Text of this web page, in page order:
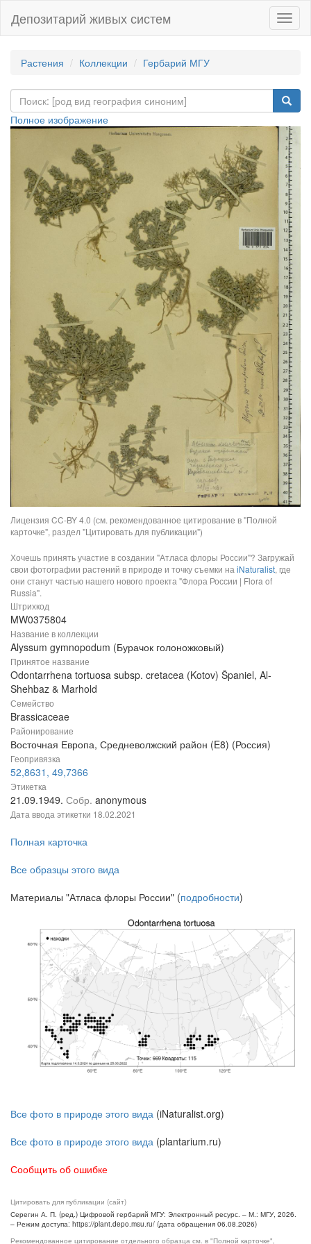
Депозитарий живых систем
Растения Коллекции Гербарий МГУ
Полное изображение
Лицензия CC-BY 4.0 (см. рекомендованное цитирование в "Полной
карточке", раздел "Цитировать для публикации")
Хочешь принять участие в создании "Атласа флоры России"? Загружай
свои фотографии растений в природе и точку съемки на iNaturalist, где
они станут частью нашего нового проекта "Флора России | Flora of
Russia".
Штрихкод
MW0375804
Название в коллекции
Alyssum gymnopodum (Бурачок голоножковый)
Принятое название
Odontarrhena tortuosa subsp. cretacea (Kotov) Španiel, Al-
Shehbaz & Marhold
Семейство
Brassicaceae
Районирование
Восточная Европа, Средневолжский район (E8) (Россия)
Геопривязка
52,8631, 49,7366
Этикетка
21.09.1949. Собр. anonymous
Дата ввода этикетки 18.02.2021
Полная карточка
Все образцы этого вида
Материалы "Атласа флоры России" (подробности)
Все фото в природе этого вида (iNaturalist.org)
Все фото в природе этого вида (plantarium.ru)
Сообщить об ошибке
Цитировать для публикации (сайт)
Серегин А. П. (ред.) Цифровой гербарий МГУ: Электронный ресурс. – М.: МГУ, 2026.
– Режим доступа: https://plant.depo.msu.ru/ (дата обращения 06.08.2026)
Рекомендованное цитирование отдельного образца см. в "Полной карточке",